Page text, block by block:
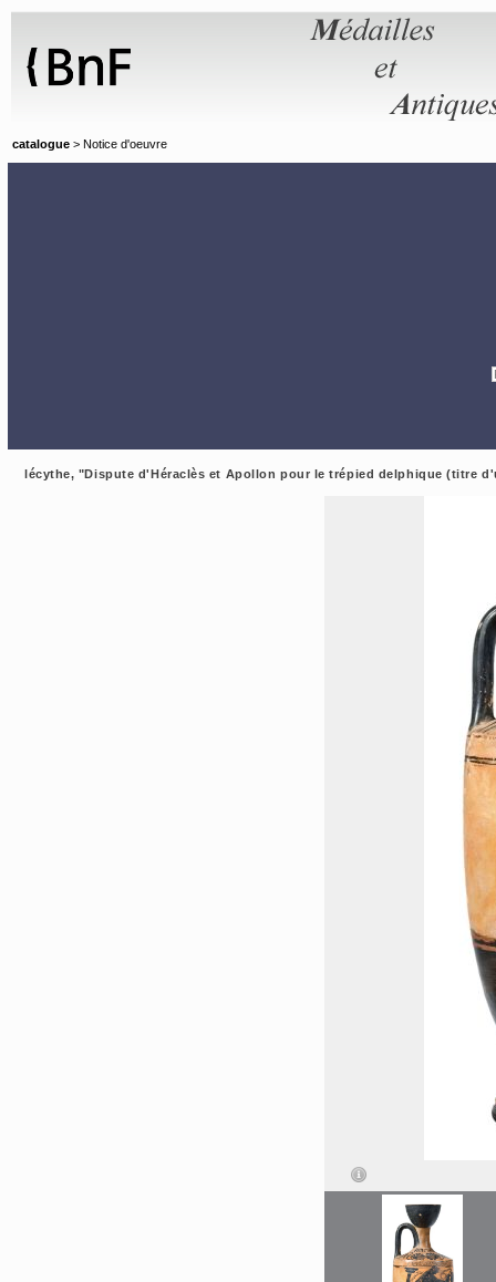
catalogue > Notice d'oeuvre
lécythe, "Dispute d'Héraclès et Apollon pour le trépied delphique (titre